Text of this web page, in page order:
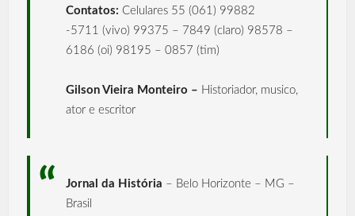
Contatos: Celulares 55 (061) 99882
-5711 (vivo) 99375 – 7849 (claro) 98578 –
6186 (oi) 98195 – 0857 (tim)
Gilson Vieira Monteiro – Historiador, musico,
ator e escritor
Jornal da História – Belo Horizonte – MG –
Brasil